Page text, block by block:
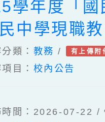
更正後簡
國教署）
究院辦理
基地學校
學年度「國
中學現職
語/客語中
力認證考
類： 教務 / 有上傳附
目： 校內公告
時間：2026-07-22 /